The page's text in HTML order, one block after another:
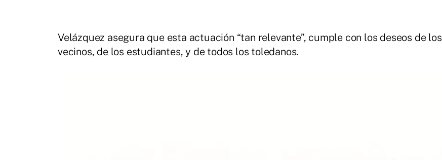
Velázquez asegura que esta actuación “tan relevante”, cumple con los deseos de los
vecinos, de los estudiantes, y de todos los toledanos.